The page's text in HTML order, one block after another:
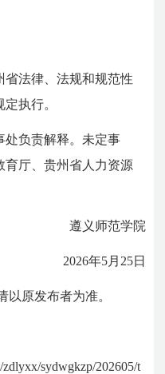
省法律、法规和规范性
执行。
处负责解释。未定事
育厅、贵州省人力资源
遵义师范学院
2026年5月25日
以原发布者为准。
zdlyxx/sydwgkzp/202605/t